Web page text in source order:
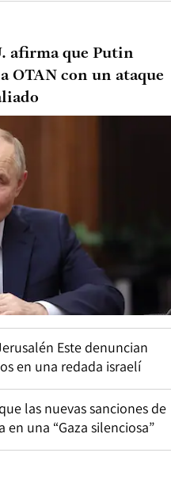
afirma que Putin
OTAN con un ataque
Este denuncian
en una redada israelí
las nuevas sanciones de
en una “Gaza silenciosa”